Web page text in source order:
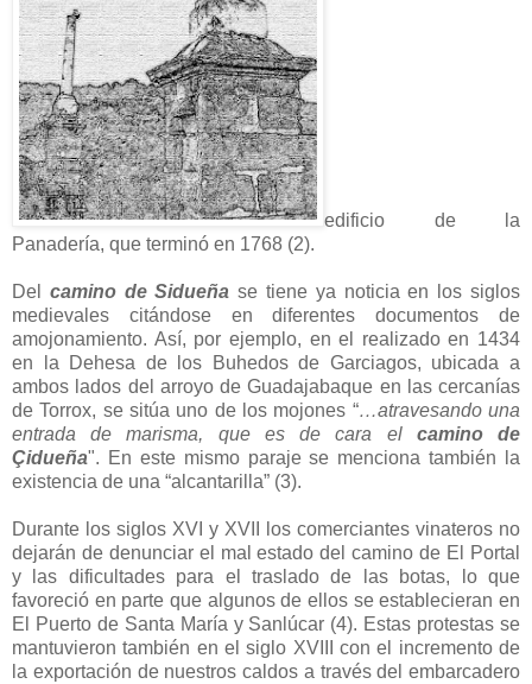
edificio de la
Panadería, que terminó en 1768 (2).
Del camino de Sidueña se tiene ya noticia en los siglos
medievales citándose en diferentes documentos de
amojonamiento. Así, por ejemplo, en el realizado en 1434
en la Dehesa de los Buhedos de Garciagos, ubicada a
ambos lados del arroyo de Guadajabaque en las cercanías
de Torrox, se sitúa uno de los mojones “…atravesando una
entrada de marisma, que es de cara el camino de
Çidueña". En este mismo paraje se menciona también la
existencia de una “alcantarilla” (3).
Durante los siglos XVI y XVII los comerciantes vinateros no
dejarán de denunciar el mal estado del camino de El Portal
y las dificultades para el traslado de las botas, lo que
favoreció en parte que algunos de ellos se establecieran en
El Puerto de Santa María y Sanlúcar (4). Estas protestas se
mantuvieron también en el siglo XVIII con el incremento de
la exportación de nuestros caldos a través del embarcadero